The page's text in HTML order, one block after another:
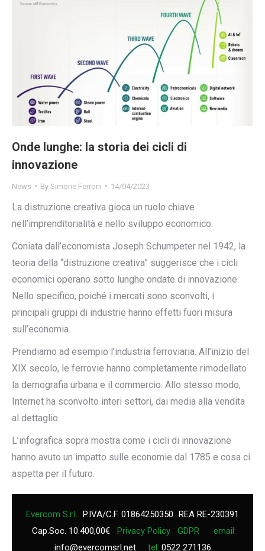
Onde lunghe: la storia dei cicli di
innovazione
News By Simone Ferroni 14/04/2023
La distruzione creativa gioca un ruolo chiave
nell’imprenditorialità e nello sviluppo economico.
Coniata dall’economista Joseph Schumpeter nel 1942, la
teoria della “distruzione creativa” suggerisce che i cicli
economici operano sotto lunghe ondate di innovazione.
Nello specifico, poiché i mercati sono sconvolti, i
principali gruppi di industrie hanno effetti fuori misura
sull’economia.
Prendiamo ad esempio l’industria ferroviaria. All’inizio del
XIX secolo, le ferrovie hanno completamente rimodellato
la demografia urbana e il commercio. Allo stesso modo,
Internet ha sconvolto interi settori, dai media alla vendita
al dettaglio.
L’infografica sopra mostra come i cicli di innovazione
hanno avuto un impatto sulle economie dal 1785 e cosa ci
aspetta per il futuro.
Evercom S.r.l. P.IVA/C.F. 01864250350 REA RE-230391
Cap.Soc. 10.400,00€
Privacy Policy GDPR
email:
info@evercomsrl.net
tel: 0522 271136